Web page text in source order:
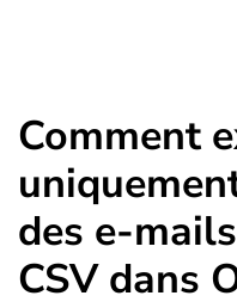
Comment
des e-
CSV dans